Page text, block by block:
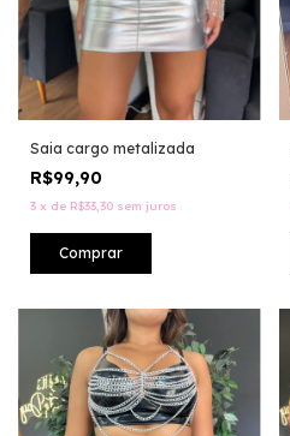
Saia cargo metalizada
R$99,90
3 x de R$33,30 sem juros
Comprar